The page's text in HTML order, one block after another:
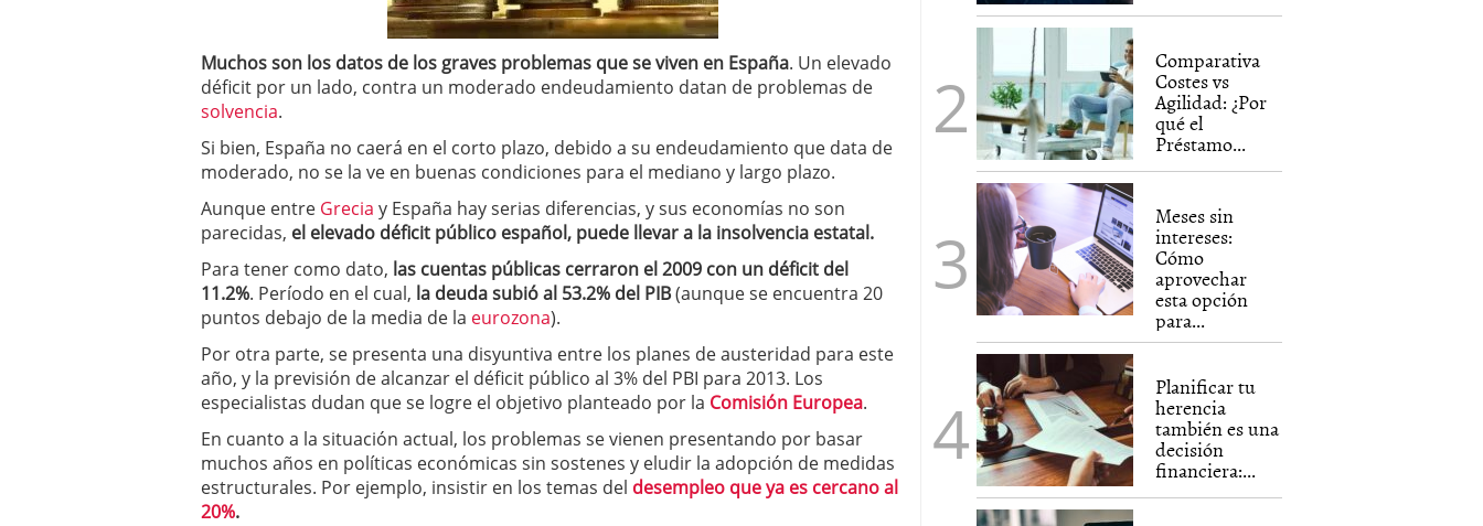
a los costes 21 de noviembre de 2025
¿Cuánto cuesta un software punto de venta? 3 de octubre de 2025
Muchos son los datos de los graves problemas que se viven en España. Un elevado
déficit por un lado, contra un moderado endeudamiento datan de problemas de
solvencia.
Si bien, España no caerá en el corto plazo, debido a su endeudamiento que data de
moderado, no se la ve en buenas condiciones para el mediano y largo plazo.
Aunque entre Grecia y España hay serias diferencias, y sus economías no son
parecidas, el elevado déficit público español, puede llevar a la insolvencia estatal.
Para tener como dato, las cuentas públicas cerraron el 2009 con un déficit del
11.2%. Período en el cual, la deuda subió al 53.2% del PIB(aunque se encuentra 20
puntos debajo de la media de la eurozona).
Por otra parte, se presenta una disyuntiva entre los planes de austeridad para este
año, y la previsión de alcanzar el déficit público al 3% del PBI para 2013. Los
especialistas dudan que se logre el objetivo planteado por la Comisión Europea.
En cuanto a la situación actual, los problemas se vienen presentando por basar
muchos años en políticas económicas sin sostenes y eludir la adopción de medidas
estructurales. Por ejemplo, insistir en los temas del desempleo que ya es cercano al
20%.
Comparativa
Costes vs
Agilidad: ¿Por
qué el
Préstamo...
Meses sin
intereses:
Cómo
aprovechar
esta opción
para...
Planificar tu
herencia
también es una
decisión
financiera:...